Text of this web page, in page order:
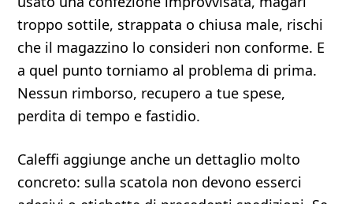
troppo sottile, strappata o chiusa male, rischi
che il magazzino lo consideri non conforme. E
a quel punto torniamo al problema di prima.
Nessun rimborso, recupero a tue spese,
perdita di tempo e fastidio.
Caleffi aggiunge anche un dettaglio molto
concreto: sulla scatola non devono esserci